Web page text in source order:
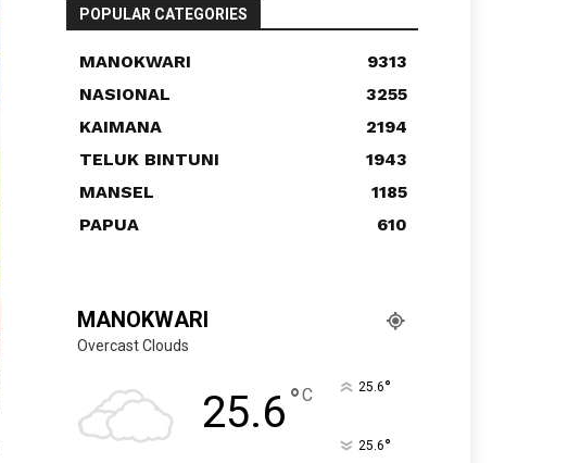
POPULAR CATEGORIES
MANOKWARI
9313
NASIONAL
3255
KAIMANA
2194
TELUK BINTUNI
1943
MANSEL
1185
PAPUA
610
MANOKWARI
Overcast Clouds
25.6°C 25.6°
25.6°